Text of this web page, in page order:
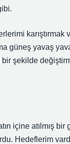
karıştırmak
güneş yavaş
bir şekilde
içine atılmış
Hedeflerim